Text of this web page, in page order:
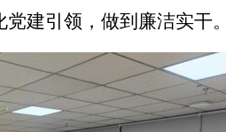
党建引领，做到廉洁实干。